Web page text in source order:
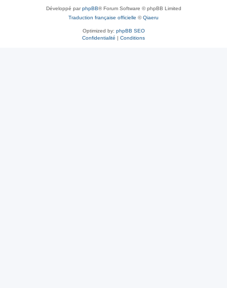
Développé parphpBB® Forum Software © phpBB Limited
Traduction française officielle ©Qiaeru
Optimized by: phpBB SEO
Confidentialité | Conditions